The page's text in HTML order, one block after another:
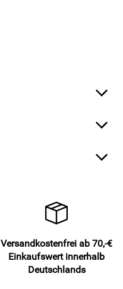
Versandkostenfrei ab 70,-€
Einkaufswert innerhalb
Deutschlands